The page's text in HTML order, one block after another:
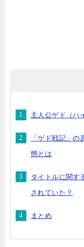
主人公ゲド（ハ
「ゲド戦記」
態とは
タイトルに関す
されていた？
まとめ